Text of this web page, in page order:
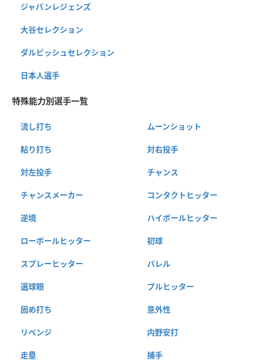
ジャパンレジェンズ
大谷セレクション
ダルビッシュセレクション
日本人選手
特殊能力別選手一覧
流し打ち ムーンショット
粘り打ち 対右投手
対左投手 チャンス
チャンスメーカー コンタクトヒッター
逆境 ハイボールヒッター
ローボールヒッター 初球
スプレーヒッター バレル
選球眼 プルヒッター
固め打ち 意外性
リベンジ 内野安打
走塁 捕手